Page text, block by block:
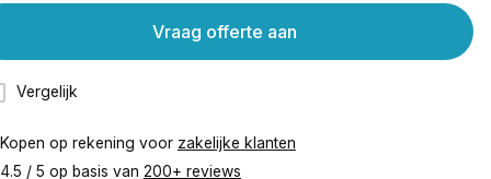
Vergelijk
Vraag offerte aan
Kopen op rekening voor zakelijke klanten
4.5 / 5 op basis van 200+ reviews